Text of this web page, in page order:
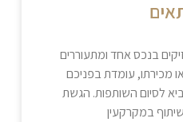
בנכס אחד ומתעוררים
או מכירתו, עומדת בפניכם
לסיום השותפות. הגשת
במקרקעין